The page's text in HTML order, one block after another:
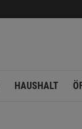
HAUSHALT